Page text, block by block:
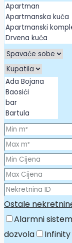
Ostale
Alarmni sistem
dozvola